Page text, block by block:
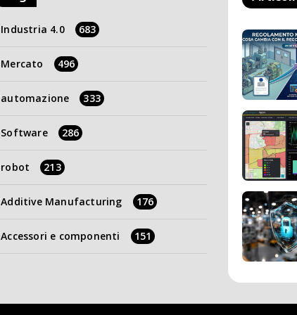
Industria 4.0 683
Mercato 496
automazione 333
Software 286
robot 213
Additive Manufacturing 176
Accessori e componenti 151